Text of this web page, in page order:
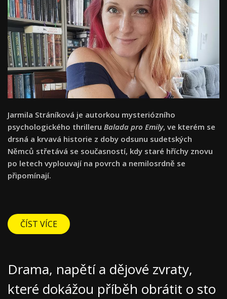
Jarmila Stráníková je autorkou mysteriózního
psychologického thrilleru Balada pro Emily, ve kterém se
drsná a krvavá historie z doby odsunu sudetských
Němců střetává se současností, kdy staré hříchy znovu
po letech vyplouvají na povrch a nemilosrdně se
připomínají.
ČÍST VÍCE
Drama, napětí a dějové zvraty,
které dokážou příběh obrátit o sto